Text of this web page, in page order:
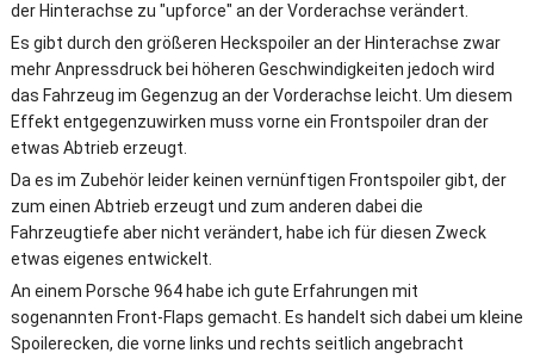
der Hinterachse zu "upforce" an der Vorderachse verändert.
Es gibt durch den größeren Heckspoiler an der Hinterachse zwar
mehr Anpressdruck bei höheren Geschwindigkeiten jedoch wird
das Fahrzeug im Gegenzug an der Vorderachse leicht. Um diesem
Effekt entgegenzuwirken muss vorne ein Frontspoiler dran der
etwas Abtrieb erzeugt.
Da es im Zubehör leider keinen vernünftigen Frontspoiler gibt, der
zum einen Abtrieb erzeugt und zum anderen dabei die
Fahrzeugtiefe aber nicht verändert, habe ich für diesen Zweck
etwas eigenes entwickelt.
An einem Porsche 964 habe ich gute Erfahrungen mit
sogenannten Front-Flaps gemacht. Es handelt sich dabei um kleine
Spoilerecken, die vorne links und rechts seitlich angebracht